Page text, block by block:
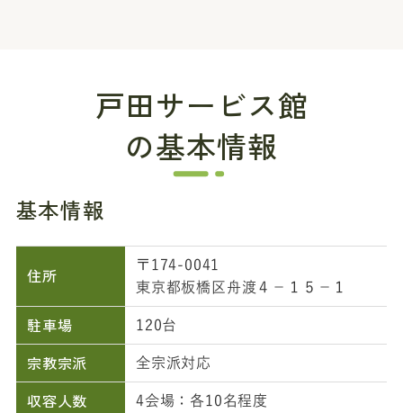
戸田サービス館
の基本情報
基本情報
住所
〒174-0041
東京都板橋区舟渡４－１５－１
駐車場 120台
宗教宗派 全宗派対応
収容人数 4会場：各10名程度